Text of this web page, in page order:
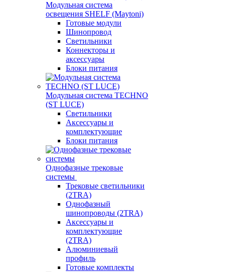
Модульная система
освещения SHELF (Maytoni)
Готовые модули
Шинопровод
Светильники
Коннекторы и
аксессуары
Блоки питания
Модульная система TECHNO
(ST LUCE)
Светильники
Аксессуары и
комплектующие
Блоки питания
Однофазные трековые
системы
Трековые светильники
(2TRA)
Однофазный
шинопроводы (2TRA)
Аксессуары и
комплектующие
(2TRA)
Алюминиевый
профиль
Готовые комплекты